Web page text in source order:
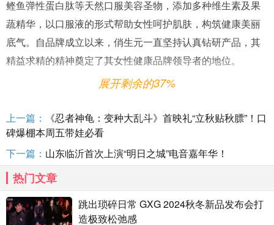
鲣鱼弹性蛋白肽等天然口服美容圣物，添加多种维生素及果
蔬精华，以口服液的形式帮助女性呵护肌肤，构筑健康美丽
底气。自品牌成立以来，俏生元一直坚持认真钻研产品，其
精益求精的精神奠定了其女性健康品牌领导者的地位。
展开剩余的37%
上一篇：
《忍者神龟：变种大乱斗》首映礼“立秋贴秋膘”！口
碑爆棚本周五带娃必看
下一篇： 山东临沂首次上演“明日之城”电音嘉年华！
热门文章
跳出琐碎日常 GXG 2024秋冬新品发布会打
造极致松弛感